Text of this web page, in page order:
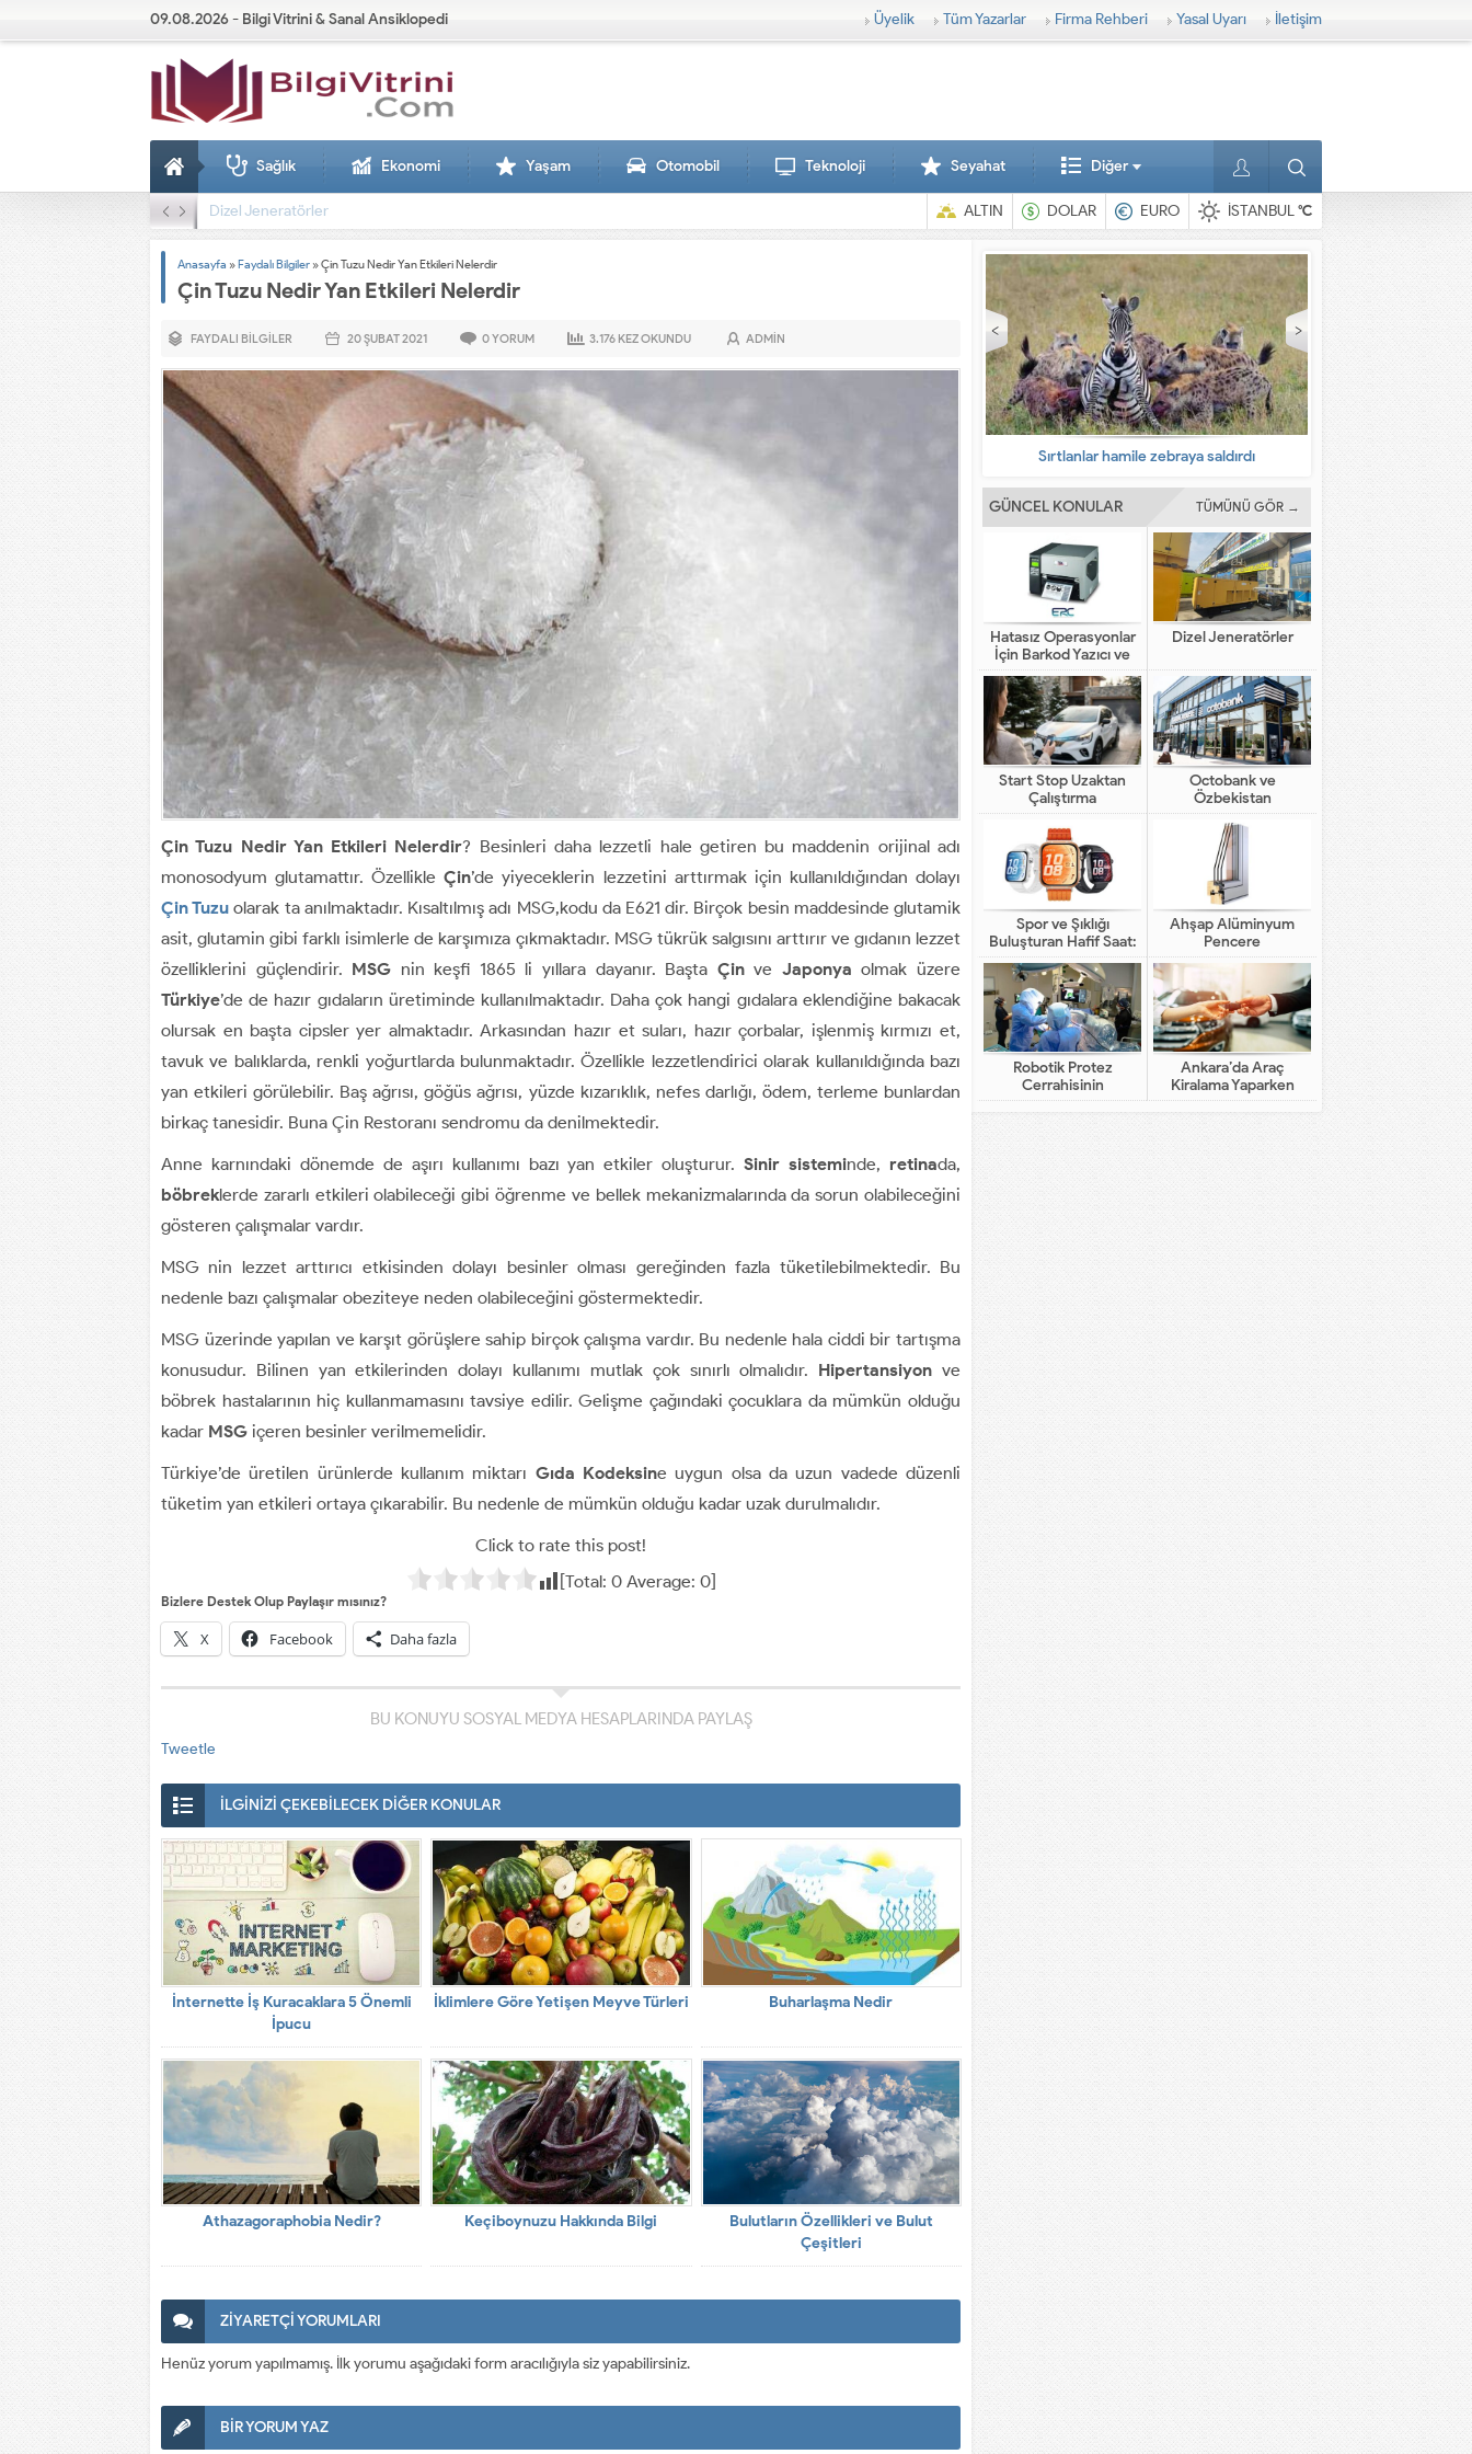
09.08.2026 - Bilgi Vitrini & Sanal Ansiklopedi Üyelik Tüm Yazarlar Firma Rehberi Yasal Uyarı İletişim
Sağlık Ekonomi Yaşam Otomobil Teknoloji Seyahat Diğer
Dizel Jeneratörler ALTIN DOLAR EURO İSTANBUL°C
Anasayfa »Faydalı Bilgiler »Çin Tuzu Nedir Yan Etkileri Nelerdir
Çin Tuzu Nedir Yan Etkileri Nelerdir
FAYDALI BILGILER 20 ŞUBAT2021 0YORUM 3.176 KEZ OKUNDU ADMIN
Çin Tuzu Nedir Yan Etkileri Nelerdir? Besinleri daha lezzetli hale getiren bu maddenin orijinal adı
monosodyum glutamattır. ÖzellikleÇin’de yiyeceklerin lezzetini arttırmak için kullanıldığından dolayı
Çin Tuzu olarak ta anılmaktadır. Kısaltılmış adı MSG,kodu da E621 dir. Birçok besin maddesinde glutamik
asit, glutamin gibi farklı isimlerle de karşımıza çıkmaktadır. MSG tükrük salgısını arttırır ve gıdanın lezzet
özelliklerini güçlendirir. MSG nin keşfi 1865 li yıllara dayanır. Başta Çinve Japonya olmak üzere
Türkiye’de de hazır gıdaların üretiminde kullanılmaktadır. Daha çok hangi gıdalara eklendiğine bakacak
olursak en başta cipsler yer almaktadır. Arkasından hazır et suları, hazır çorbalar, işlenmiş kırmızı et,
tavuk ve balıklarda, renkli yoğurtlarda bulunmaktadır. Özellikle lezzetlendirici olarak kullanıldığında bazı
yan etkileri görülebilir. Baş ağrısı, göğüs ağrısı, yüzde kızarıklık, nefes darlığı, ödem, terleme bunlardan
birkaç tanesidir. Buna Çin Restoranı sendromu da denilmektedir.
Anne karnındaki dönemde de aşırı kullanımı bazı yan etkiler oluşturur.Sinir sisteminde, retinada,
böbreklerde zararlı etkileri olabileceği gibi öğrenme ve bellek mekanizmalarında da sorun olabileceğini
gösteren çalışmalar vardır.
MSG nin lezzet arttırıcı etkisinden dolayı besinler olması gereğinden fazla tüketilebilmektedir. Bu
nedenle bazı çalışmalar obeziteye neden olabileceğini göstermektedir.
MSG üzerinde yapılan ve karşıt görüşlere sahip birçok çalışma vardır. Bu nedenle hala ciddi bir tartışma
konusudur. Bilinen yan etkilerinden dolayı kullanımı mutlak çok sınırlı olmalıdır. Hipertansiyon ve
böbrek hastalarının hiç kullanmamasını tavsiye edilir. Gelişme çağındaki çocuklara da mümkün olduğu
kadar MSG içeren besinler verilmemelidir.
Türkiye’de üretilen ürünlerde kullanım miktarı Gıda Kodeksine uygun olsa da uzun vadede düzenli
tüketim yan etkileri ortaya çıkarabilir. Bu nedenle de mümkün olduğu kadar uzak durulmalıdır.
Click to rate this post!
[Total: 0Average: 0]
Bizlere Destek Olup Paylaşır mısınız?
X Facebook Daha fazla
BU KONUYU SOSYAL MEDYA HESAPLARINDA PAYLAŞ
Tweetle
İLGİNİZİ ÇEKEBİLECEK DİĞER KONULAR
İnternette İş Kuracaklara 5 Önemli
İpucu
İklimlere Göre Yetişen Meyve Türleri Buharlaşma Nedir
Athazagoraphobia Nedir? Keçiboynuzu Hakkında Bilgi
Bulutların Özellikleri ve Bulut
Çeşitleri
ZİYARETÇİ YORUMLARI
Henüz yorum yapılmamış. İlk yorumu aşağıdaki form aracılığıyla siz yapabilirsiniz.
BİR YORUM YAZ
Sırtlanlar hamile zebraya saldırdı
GÜNCEL KONULAR TÜMÜNÜ GÖR →
Hatasız Operasyonlar
İçin Barkod Yazıcı ve
Otomasyon Sistemleri
Dizel Jeneratörler
Start Stop Uzaktan
Çalıştırma
Octobank ve
Özbekistan
Bankalarının Dijital
Finansal Altyapının
Gelişimindeki Yeni Rolü
Spor ve Şıklığı
Buluşturan Hafif Saat:
HUAWEI WATCH FIT 5
Pro
Ahşap Alüminyum
Pencere
Robotik Protez
Cerrahisinin
Geleneksel Cerrahiden
Farkı Nedir?
Ankara’da Araç
Kiralama Yaparken
Dikkat Edilecekler